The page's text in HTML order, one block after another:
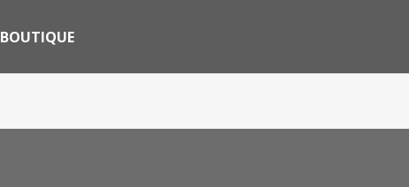
BOUTIQUE